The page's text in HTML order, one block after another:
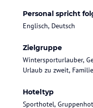
Personal spricht
Englisch, Deutsch
Zielgruppe
Wintersporturlauber,
Urlaub zu zweit,
Hoteltyp
Sporthotel,